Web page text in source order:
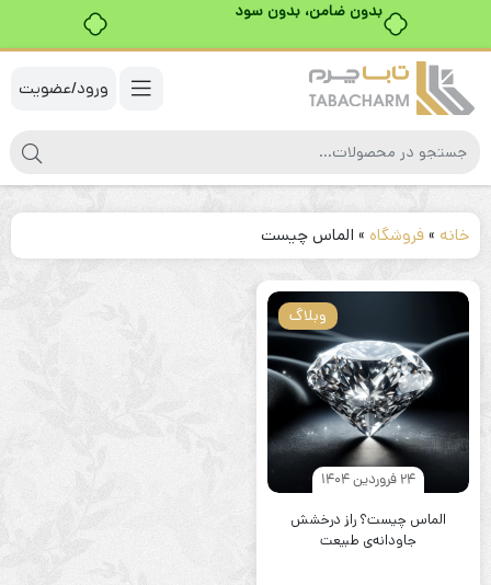
بدون ضامن، بدون سود
ورود/عضویت
خانه »فروشگاه » الماس چيست
وبلاگ
24 فروردین 1404
الماس چيست؟ راز درخشش
جاودانه‌ی طبیعت